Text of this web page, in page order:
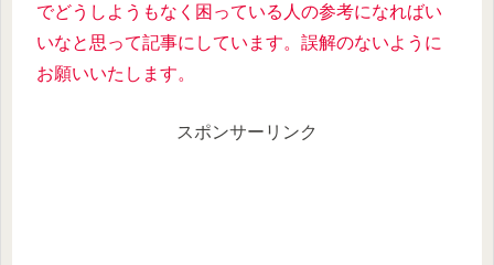
でどうしようもなく困っている人の参考になればい
いなと思って記事にしています。誤解のないように
お願いいたします。
スポンサーリンク